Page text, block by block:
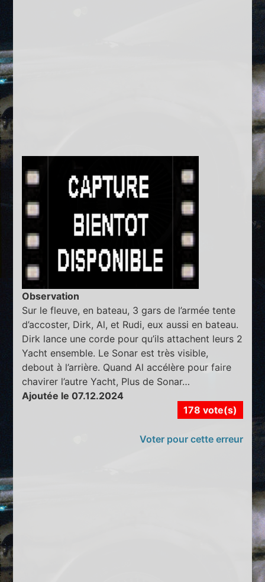
Observation
Sur le fleuve, en bateau, 3 gars de l’armée tente
d’accoster, Dirk, Al, et Rudi, eux aussi en bateau.
Dirk lance une corde pour qu’ils attachent leurs 2
Yacht ensemble. Le Sonar est très visible,
debout à l’arrière. Quand Al accélère pour faire
chavirer l’autre Yacht, Plus de Sonar…
Ajoutée le 07.12.2024
178 vote(s)
Voter pour cette erreur